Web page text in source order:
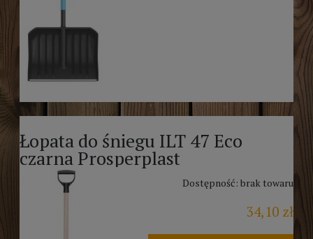
Łopata do śniegu ILT 47 Eco
czarna Prosperplast
Dostępność: brak towaru
34,10 zł